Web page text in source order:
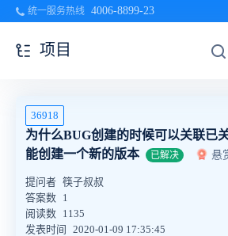
统一服务热线 4006-8899-23
项目
36918
为什么BUG创建的时候可以关联已
能创建一个新的版本
已解决 悬
提问者 筷子叔叔
答案数 1
阅读数 1135
发表时间
2020-01-09 17:35:45